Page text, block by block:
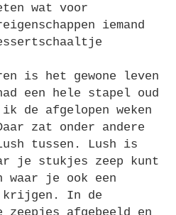
wat voor
iemand
is het gewone leven
een hele stapel oud
de afgelopen weken
zat onder andere
tussen. Lush is
je stukjes zeep kunt
waar je ook een
krijgen. In de